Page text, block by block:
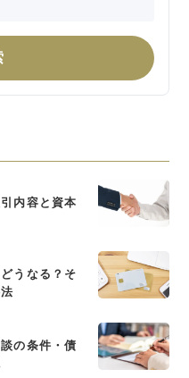
内容と資本
うなる？そ
の条件・債